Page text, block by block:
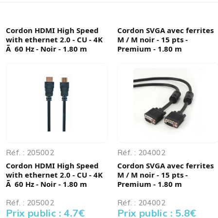
Cordon HDMI High Speed
with ethernet 2.0 - CU - 4K
Ã 60 Hz - Noir - 1.80 m
Réf. : 205002
Cordon HDMI High Speed
with ethernet 2.0 - CU - 4K
Ã 60 Hz - Noir - 1.80 m
Réf. : 205002
Prix public : 4.7€
Cordon SVGA avec ferrites
M / M noir - 15 pts -
Premium - 1.80 m
Réf. : 204002
Cordon SVGA avec ferrites
M / M noir - 15 pts -
Premium - 1.80 m
Réf. : 204002
Prix public : 5.8€